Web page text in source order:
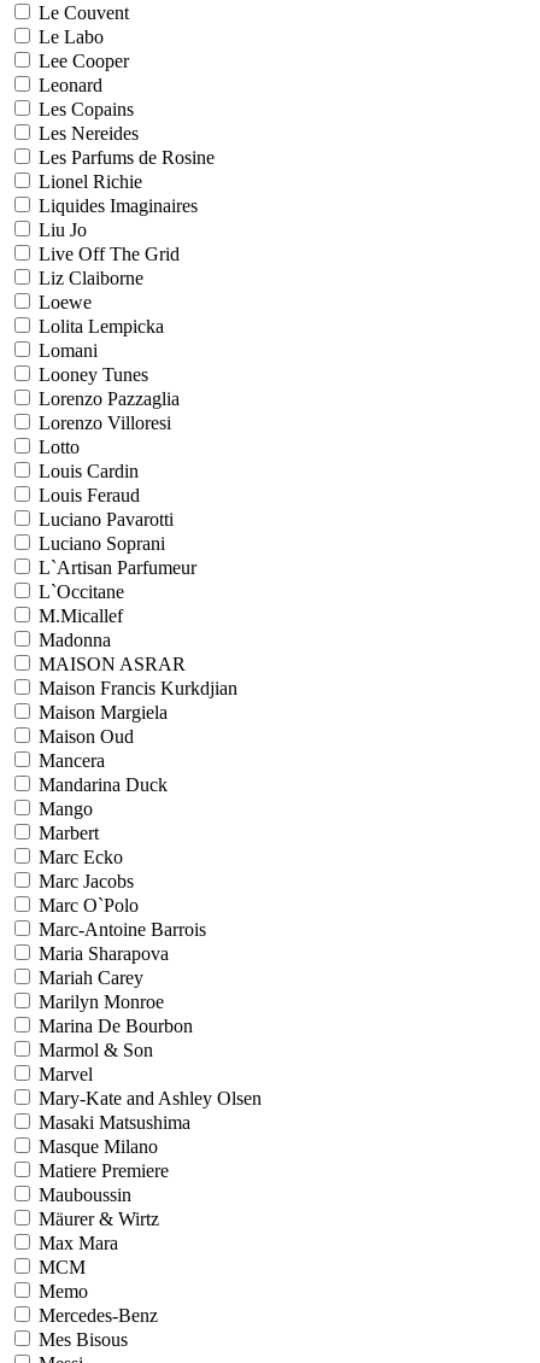
Le Couvent
Le Labo
Lee Cooper
Leonard
Les Copains
Les Nereides
Les Parfums de Rosine
Lionel Richie
Liquides Imaginaires
Liu Jo
Live Off The Grid
Liz Claiborne
Loewe
Lolita Lempicka
Lomani
Looney Tunes
Lorenzo Pazzaglia
Lorenzo Villoresi
Lotto
Louis Cardin
Louis Feraud
Luciano Pavarotti
Luciano Soprani
L`Artisan Parfumeur
L`Occitane
M.Micallef
Madonna
MAISON ASRAR
Maison Francis Kurkdjian
Maison Margiela
Maison Oud
Mancera
Mandarina Duck
Mango
Marbert
Marc Ecko
Marc Jacobs
Marc O`Polo
Marc-Antoine Barrois
Maria Sharapova
Mariah Carey
Marilyn Monroe
Marina De Bourbon
Marmol & Son
Marvel
Mary-Kate and Ashley Olsen
Masaki Matsushima
Masque Milano
Matiere Premiere
Mauboussin
Mäurer & Wirtz
Max Mara
MCM
Memo
Mercedes-Benz
Mes Bisous